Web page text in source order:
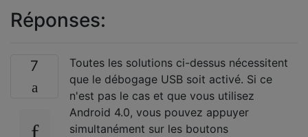
Réponses:
7
Toutes les solutions ci-dessus nécessitent
que le débogage USB soit activé. Si ce
n'est pas le cas et que vous utilisez
Android 4.0, vous pouvez appuyer
simultanément sur les boutons